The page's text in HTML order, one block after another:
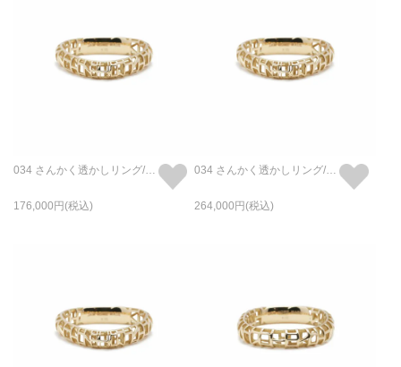
034 さんかく透かしリング/指輪 S - K18/イエローゴールド
176,000
034 さんかく透かしリング/指輪 M - K18/イエローゴールド
264,000